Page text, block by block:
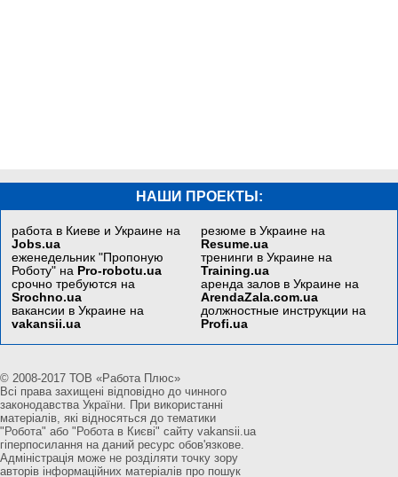
НАШИ ПРОЕКТЫ:
работа в Киеве и Украине на
Jobs.ua
еженедельник "Пропоную
Роботу" на Pro-robotu.ua
срочно требуются на
Srochno.ua
вакансии в Украине на
vakansii.ua
резюме в Украине на
Resume.ua
тренинги в Украине на
Training.ua
аренда залов в Украине на
ArendaZala.com.ua
должностные инструкции на
Profi.ua
© 2008-2017 ТОВ «Работа Плюс»
Всі права захищені відповідно до чинного
законодавства України. При використанні
матеріалів, які відносяться до тематики
"Робота" або "Робота в Києві" сайту vakansii.ua
гіперпосилання на даний ресурс обов'язкове.
Адміністрація може не розділяти точку зору
авторів інформаційних матеріалів про пошук